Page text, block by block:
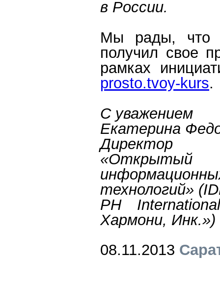
в России.
Мы рады, что
получил свое
рамках
prosto.tvoy-kurs.
С уважением
Екатерина
Директор
технологий»
PH
Хармони, Инк.»)
08.11.2013